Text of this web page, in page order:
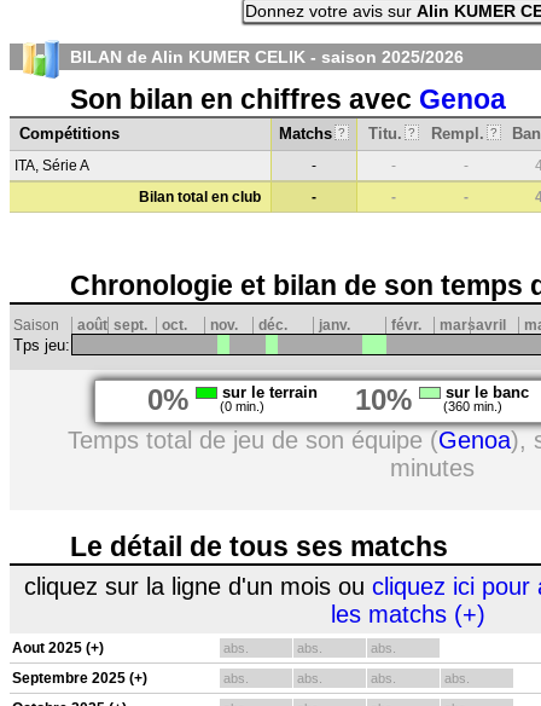
Donnez votre avis sur Alin KUMER
BILAN de Alin KUMER CELIK - saison 2025/2026
Son bilan en chiffres avec Genoa
Compétitions Matchs ? Titu. ? Rempl. ?
ITA, Série A - - -
Bilan total en club
- - -
Chronologie et bilan de son temps
Saison août sept. oct. nov. déc. janv. févr. marsavril
Tps jeu:
0% sur le terrain
(0 min.) 10% sur le banc
(360 min.)
Temps total de jeu de son équipe (Genoa),
minutes
Le détail de tous ses matchs
cliquez sur la ligne d'un mois ou cliquez ici pour
les matchs (+)
Aout 2025 (+) abs. abs. abs.
Septembre 2025 (+) abs. abs. abs. abs.